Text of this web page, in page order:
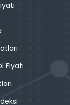
Fiyatı